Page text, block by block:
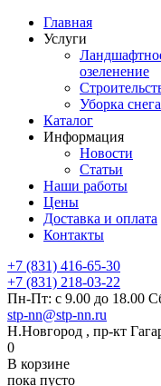
Главная
Услуги
озеленение
Уборка снега
Каталог
Информация
Новости
Статьи
Наши работы
Цены
Доставка и оплата
Контакты
+7 (831) 416-65-30
+7 (831) 218-03-22
Пн-Пт: с 9.00 до 18.00
stp-nn@stp-nn.ru
Н.Новгород , пр-кт
0
В корзине
пока пусто